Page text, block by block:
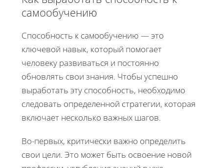
самообучению
Способность к самообучению — это
ключевой навык, который помогает
человеку развиваться и постоянно
обновлять свои знания. Чтобы успешно
выработать эту способность, необходимо
следовать определенной стратегии, которая
включает несколько важных шагов.
Во-первых, критически важно определить
свои цели. Это может быть освоение новой